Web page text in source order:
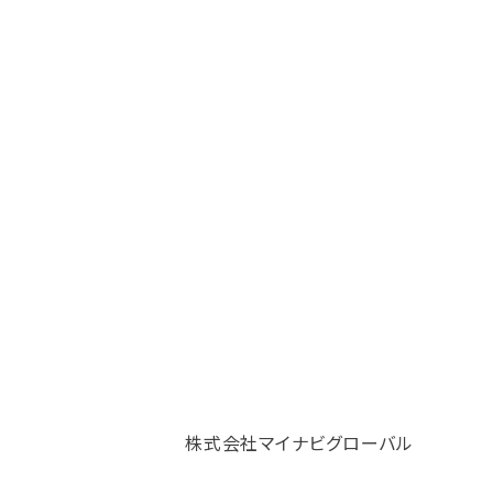
株式会社マイナビグローバル